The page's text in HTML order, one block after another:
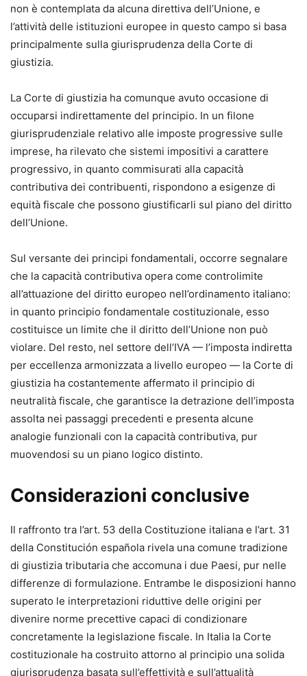
non è contemplata da alcuna direttiva dell’Unione, e
l’attività delle istituzioni europee in questo campo si basa
principalmente sulla giurisprudenza della Corte di
giustizia.
La Corte di giustizia ha comunque avuto occasione di
occuparsi indirettamente del principio. In un filone
giurisprudenziale relativo alle imposte progressive sulle
imprese, ha rilevato che sistemi impositivi a carattere
progressivo, in quanto commisurati alla capacità
contributiva dei contribuenti, rispondono a esigenze di
equità fiscale che possono giustificarli sul piano del diritto
dell’Unione.
Sul versante dei principi fondamentali, occorre segnalare
che la capacità contributiva opera come controlimite
all’attuazione del diritto europeo nell’ordinamento italiano:
in quanto principio fondamentale costituzionale, esso
costituisce un limite che il diritto dell’Unione non può
violare. Del resto, nel settore dell’IVA — l’imposta indiretta
per eccellenza armonizzata a livello europeo — la Corte di
giustizia ha costantemente affermato il principio di
neutralità fiscale, che garantisce la detrazione dell’imposta
assolta nei passaggi precedenti e presenta alcune
analogie funzionali con la capacità contributiva, pur
muovendosi su un piano logico distinto.
Considerazioni conclusive
Il raffronto tra l’art. 53 della Costituzione italiana e l’art. 31
della Constitución española rivela una comune tradizione
di giustizia tributaria che accomuna i due Paesi, pur nelle
differenze di formulazione. Entrambe le disposizioni hanno
superato le interpretazioni riduttive delle origini per
divenire norme precettive capaci di condizionare
concretamente la legislazione fiscale. In Italia la Corte
costituzionale ha costruito attorno al principio una solida
giurisprudenza basata sull’effettività e sull’attualità